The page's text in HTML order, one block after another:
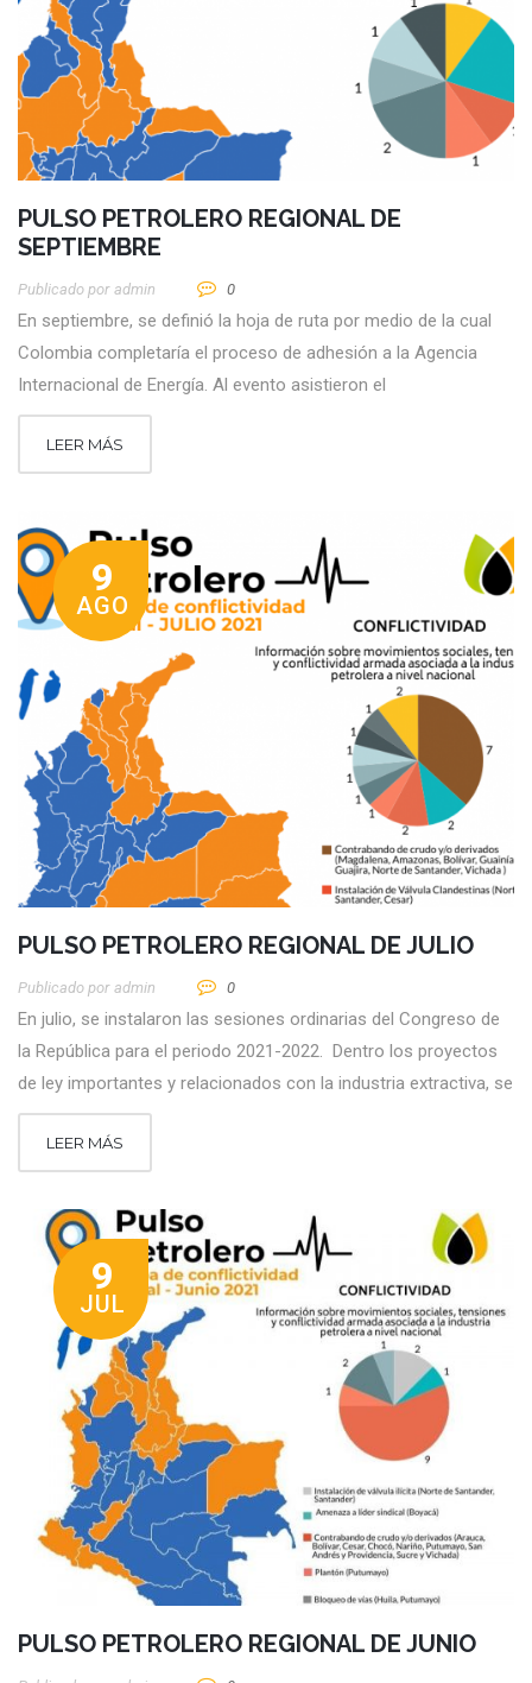
PULSO PETROLERO REGIONAL DE
SEPTIEMBRE
Publicado por Admin 0
En septiembre, se definió la hoja de ruta por medio de la cual
Colombia completaría el proceso de adhesión a la Agencia
Internacional de Energía. Al evento asistieron el
LEER MÁS
9
AGO
PULSO PETROLERO REGIONAL DE JULIO
Publicado por Admin 0
En julio, se instalaron las sesiones ordinarias del Congreso de
la República para el periodo 2021-2022. Dentro los proyectos
de ley importantes y relacionados con la industria extractiva, se
LEER MÁS
9
JUL
PULSO PETROLERO REGIONAL DE JUNIO